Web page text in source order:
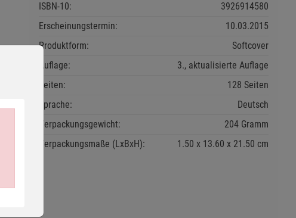
ISBN-10:
3926914580
Erscheinungstermin:
10.03.2015
Produktform:
Softcover
Auflage:
3., aktualisierte Auflage
Seiten:
128 Seiten
Sprache:
Deutsch
Verpackungsgewicht:
204 Gramm
Verpackungsmaße (LxBxH):
1.50 13.60 21.50 cm